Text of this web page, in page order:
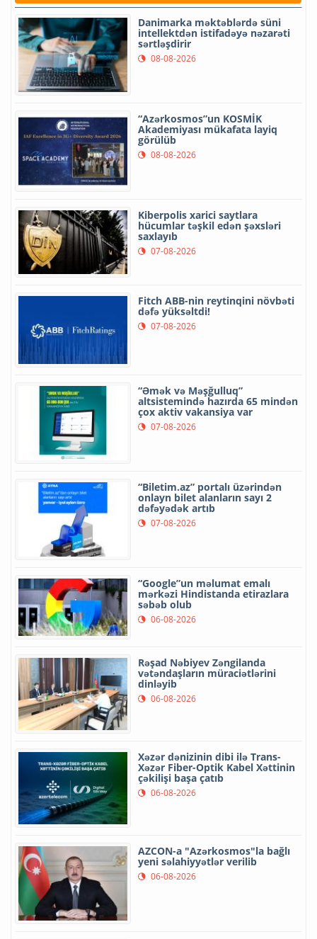
Danimarka məktəblərdə süni
intellektdən istifadəyə nəzarəti
sərtləşdirir
08-08-2026
“Azərkosmos”un KOSMİK
Akademiyası mükafata layiq
görülüb
08-08-2026
Kiberpolis xarici saytlara
hücumlar təşkil edən şəxsləri
saxlayıb
07-08-2026
Fitch ABB-nin reytinqini növbəti
dəfə yüksəltdi!
07-08-2026
“Əmək və Məşğulluq”
altsistemində hazırda 65 mindən
çox aktiv vakansiya var
07-08-2026
“Biletim.az” portalı üzərindən
onlayn bilet alanların sayı 2
dəfəyədək artıb
07-08-2026
“Google”un məlumat emalı
mərkəzi Hindistanda etirazlara
səbəb olub
06-08-2026
Rəşad Nəbiyev Zəngilanda
vətəndaşların müraciətlərini
dinləyib
06-08-2026
Xəzər dənizinin dibi ilə Trans-
Xəzər Fiber-Optik Kabel Xəttinin
çəkilişi başa çatıb
06-08-2026
AZCON-a "Azərkosmos"la bağlı
yeni səlahiyyətlər verilib
06-08-2026